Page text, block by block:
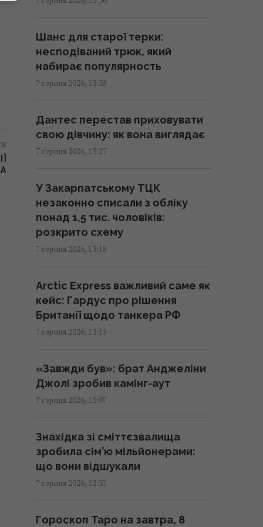
аеропортах Європи можна
швидше пройти контроль
13:21 п'ятниця, 07 серпня 2026
на публіці зі своїми доньками-
красунями (фото)
13:19 п'ятниця, 07 серпня 2026
В Україні випустять пам’ятну
монету на честь Іоанна Павла II
13:15 п'ятниця, 07 серпня 2026
Не те що кондиціонер – навіть
турецький лайфхак, як
охолодити дім
13:15 п'ятниця, 07 серпня 2026
працюють над оновленням
ракет для ППО С-300, –
експолковник Штатів
Українці висловили думку, коли
закінчиться війна, - результати
опитування
Шанс для старої терки:
несподіваний трюк, який
набирає популярность
7 серпня 2026, 13:35
Дантес перестав приховувати
свою дівчину: як вона виглядає
7 серпня 2026, 13:27
У Закарпатському ТЦК
незаконно списали з обліку
понад 1,5 тис. чоловіків:
розкрито схему
7 серпня 2026, 13:18
Arctic Express важливий саме як
кейс: Гардус про рішення
Британії щодо танкера РФ
7 серпня 2026, 13:15
«Завжди був»: брат Анджеліни
Джолі зробив камінг-аут
7 серпня 2026, 13:07
Знахідка зі сміттєзвалища
зробила сім’ю мільйонерами:
що вони відшукали
7 серпня 2026, 12:37
Гороскоп Таро на завтра, 8